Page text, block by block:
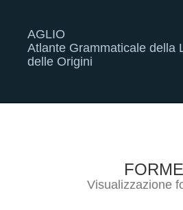
AGLIO
Atlante Grammaticale della
delle Origini
FORME
Visualizzazione